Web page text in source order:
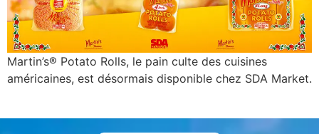
Martin’s® Potato Rolls, le pain culte des cuisines
américaines, est désormais disponible chez SDA Market.